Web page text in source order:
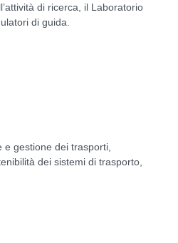
di ricerca, il Laboratorio
di guida.
e gestione dei trasporti,
dei sistemi di trasporto,